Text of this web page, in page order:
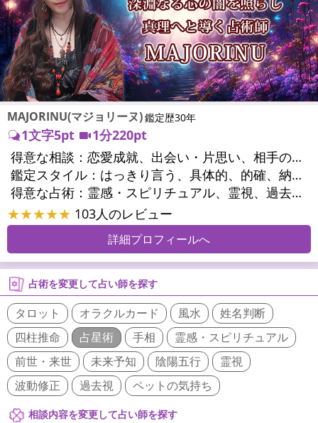
MAJORINU(マジョリーヌ)鑑定歴30年
1文字5pt
1分220pt
得意な相談：
恋愛成就、出会い・片思い、相手の気持ち、相性、縁結び、結婚、男心・女心、二人の今後、複雑な恋愛、三角関係、略奪愛、浮気、不倫、復活愛、復縁、離婚、同性愛・LGBT、人間関係、職場の人間関係、対人関係、仕事運、適職、天職、転職、進路、就職、人生全般、使命、経営相談、人事、開業、夢、目標、ビジネスチャンス、ビジネスパートナー、パワーハラスメント、セクシャルハラスメント、家族関係、夫婦関係、家庭問題、夫婦問題、親族問題、育児・子育て、シングルマザー、ドメスティックバイオレンス、相続関係、精神問題、心の問題、うつ、トラウマ、ストレス、いじめ、人生相談、霊的問題、魂の本質、前世、ペットの気持ち、パワーストーン選択、引越し・転居、方位、健康運、金運、金銭トラブル、ご近所問題、縁切り
鑑定スタイル：
はっきり言う、具体的、的確、納得感、情報量が多い、友達のように相談できる、聞き上手、とても話しやすい、じっくり聞いてくれる、愛にあふれ温かい、深く濃厚、勇気をくれる、前向き・元気になれる、実力派
得意な占術：
霊感・スピリチュアル、霊視、過去視、未来予知、前世・来世、波動修正、オーラ、エネルギー調整、ソウルメイト、チャネリング、ペットの気持ち、タロット、オラクルカード、風水、姓名判断、九星気学、四柱推命、占星術、数秘術、カラー診断、易学、祈祷、祈願、縁結び、縁切り、ダウジング、ルーン、パワーストーン、カウンセリング、オリジナル占術、ルノルマンカード
★★★★★ 103人のレビュー
詳細プロフィールへ
占術を変更して占い師を探す
タロット オラクルカード 風水
姓名判断
四柱推命
占星術 手相
霊感・スピリチュアル
前世・来世
未来予知 陰陽五行
霊視
波動修正
過去視 ペットの気持ち
相談内容を変更して占い師を探す